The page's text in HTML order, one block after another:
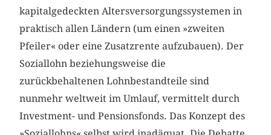
kapitalgedeckten Altersversorgungssystemen in
praktisch allen Ländern (um einen »zweiten
Pfeiler« oder eine Zusatzrente aufzubauen). Der
Soziallohn beziehungsweise die
zurückbehaltenen Lohnbestandteile sind
nunmehr weltweit im Umlauf, vermittelt durch
Investment- und Pensionsfonds. Das Konzept des